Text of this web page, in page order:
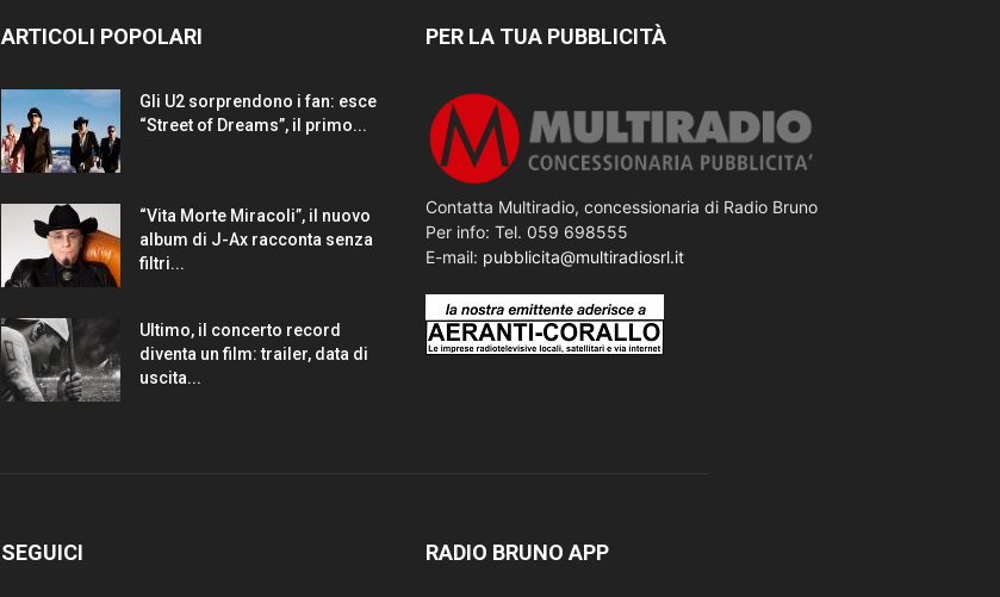
ARTICOLI POPOLARI
Gli U2 sorprendono i fan: esce
“Street of Dreams”, il primo...
“Vita Morte Miracoli”, il nuovo
album di J-Ax racconta senza
filtri...
Ultimo, il concerto record
diventa un film: trailer, data di
uscita...
PER LA TUA PUBBLICITÀ
Contatta Multiradio, concessionaria di Radio Bruno
Per info: Tel. 059 698555
E-mail: pubblicita@multiradiosrl.it
SEGUICI RADIO BRUNO APP